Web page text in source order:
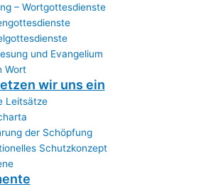
– Wortgottesdienste
und Evangelium
Wort
wir uns ein
Leitsätze
der Schöpfung
Schutzkonzept